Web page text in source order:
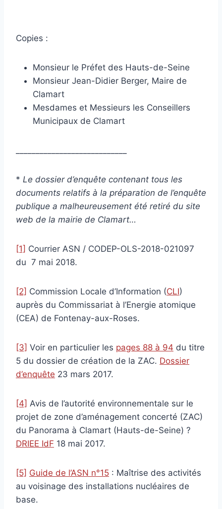
Copies :
Monsieur le Préfet des Hauts-de-Seine
Monsieur Jean-Didier Berger, Maire de
Clamart
Mesdames et Messieurs les Conseillers
Municipaux de Clamart
* Le dossier d’enquête contenant tous les
documents relatifs à la préparation de l’enquête
publique a malheureusement été retiré du site
web de la mairie de Clamart…
[1] Courrier ASN / CODEP-OLS-2018-021097
du 7 mai 2018.
[2] Commission Locale d’Information (CLI)
auprès du Commissariat à l’Energie atomique
(CEA) de Fontenay-aux-Roses.
[3] Voir en particulier les pages 88 à 94 du titre
5 du dossier de création de la ZAC. Dossier
d’enquête 23 mars 2017.
[4] Avis de l’autorité environnementale sur le
projet de zone d’aménagement concerté (ZAC)
du Panorama à Clamart (Hauts-de-Seine) ?
DRIEE IdF 18 mai 2017.
[5] Guide de l’ASN n°15 : Maîtrise des activités
au voisinage des installations nucléaires de
base.